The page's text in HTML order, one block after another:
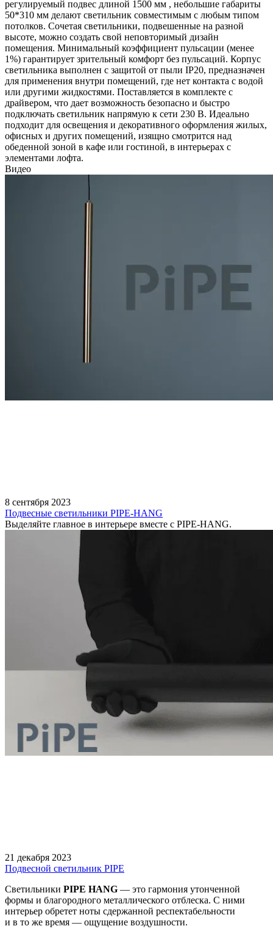
регулируемый подвес длиной 1500 мм , небольшие габариты
50*310 мм делают светильник совместимым с любым типом
потолков. Сочетая светильники, подвешенные на разной
высоте, можно создать свой неповторимый дизайн
помещения. Минимальный коэффициент пульсации (менее
1%) гарантирует зрительный комфорт без пульсаций. Корпус
светильника выполнен с защитой от пыли IP20, предназначен
для применения внутри помещений, где нет контакта с водой
или другими жидкостями. Поставляется в комплекте с
драйвером, что дает возможность безопасно и быстро
подключать светильник напрямую к сети 230 В. Идеально
подходит для освещения и декоративного оформления жилых,
офисных и других помещений, изящно смотрится над
обеденной зоной в кафе или гостиной, в интерьерах с
элементами лофта.
Видео
8 сентября 2023
Подвесные светильники PIPE-HANG
Выделяйте главное в интерьере вместе с PIPE-HANG.
21 декабря 2023
Подвесной светильник PIPE
Светильники PIPE HANG — это гармония утонченной
формы и благородного металлического отблеска. С ними
интерьер обретет ноты сдержанной респектабельности
и в то же время — ощущение воздушности.